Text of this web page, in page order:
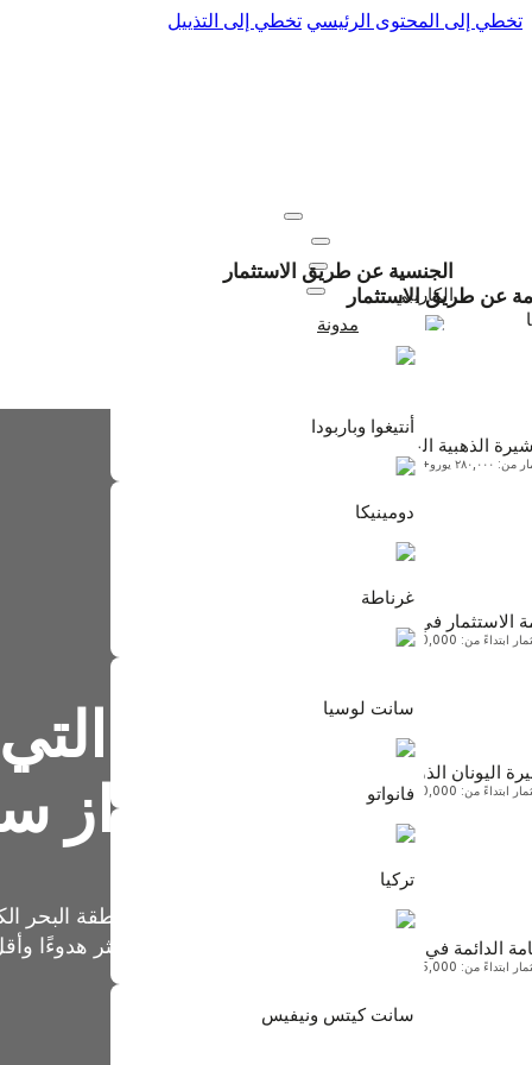
تخطي إلى المحتوى الرئيسي تخطي إلى التذييل
الجنسية عن طريق الاستثمار
الكاريبي
ابتداءً من $230,000
ابتداءً من $200,000
سانت كيتس ونيفيس
سانت لوسيا
ابتداءً من $240,000
غرناطة
ابتداءً من $235,000
أوروبا
ابتداءً من $400,000
عن طريق الاستثمار
الذهبية البرتغالية
٢٨٠,٠٠٠ يورو+
الاستثمار في لاتفيا
ابتداءً من: 60,000 يورو
اليونان الذهبية
ابتداءً من: 250,000 يورو
الدائمة في مالطا
من: 375,000 يورو فأكثر
مدونة
تجديدات
أنتيغوا وباربودا
دومينيكا
غرناطة
سانت لوسيا
فانواتو
تركيا
سانت كيتس ونيفيس
قائمة الدول
جواز
دومينيكا إحدى الجزر الصغيرة في منطقة البحر
بأنها أكثر هدوءًا